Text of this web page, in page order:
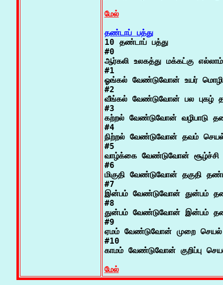
மேல்
தண்டாப் பத்து
10 தண்டாப் பத்து
#0
ஆர்கலி உலகத்து மக்கட்கு எல்லாம்
#1
ஓங்கல் வேண்டுவோன் உயர்
#2
வீங்கல் வேண்டுவோன் பல புகழ்
#3
கற்றல் வேண்டுவோன் வழிபாடு
#4
நிற்றல் வேண்டுவோன் தவம்
#5
வாழ்க்கை வேண்டுவோன்
#6
மிகுதி வேண்டுவோன் தகுதி
#7
இன்பம் வேண்டுவோன் துன்பம்
#8
துன்பம் வேண்டுவோன் இன்பம்
#9
ஏமம் வேண்டுவோன் முறை
#10
காமம் வேண்டுவோன் குறிப்பு
மேல்